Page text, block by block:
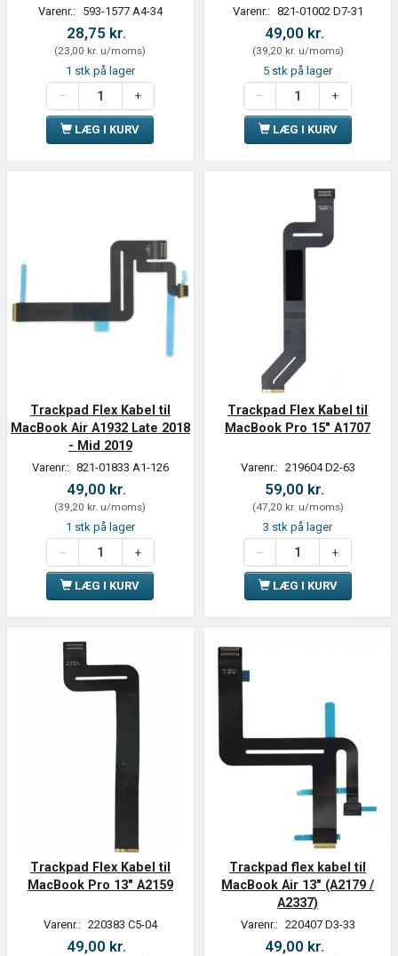
Varenr.: 593-1577 A4-34
28,75 kr.
(23,00 kr. u/moms)
1 stk på lager
LÆG I KURV
Varenr.: 821-01002 D7-31
49,00 kr.
(39,20 kr. u/moms)
5 stk på lager
LÆG I KURV
Trackpad Flex Kabel til
MacBook Air A1932 Late 2018
- Mid 2019
Varenr.: 821-01833 A1-126
49,00 kr.
(39,20 kr. u/moms)
1 stk på lager
LÆG I KURV
Trackpad Flex Kabel til
MacBook Pro 15" A1707
Varenr.: 219604 D2-63
59,00 kr.
(47,20 kr. u/moms)
3 stk på lager
LÆG I KURV
Trackpad Flex Kabel til
MacBook Pro 13" A2159
Varenr.: 220383 C5-04
49,00 kr.
Trackpad flex kabel til
MacBook Air 13" (A2179 /
A2337)
Varenr.: 220407 D3-33
49,00 kr.